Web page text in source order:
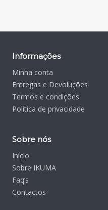
Informações
Minha conta
Entregas e Devoluções
Termos e condições
Política de privacidade
Sobre nós
Início
Sobre IKUMA
Faq’s
Contactos